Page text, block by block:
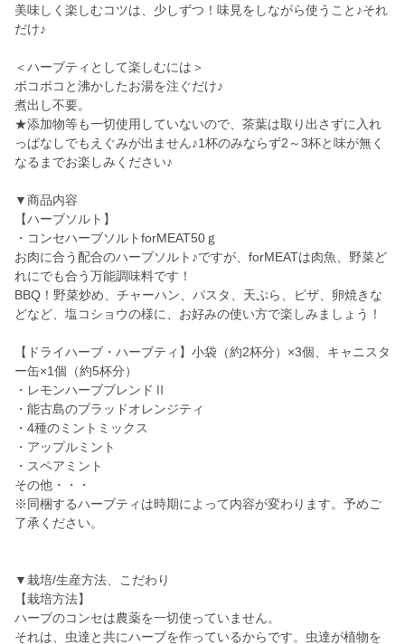
美味しく楽しむコツは、少しずつ！味見をしながら使うこと♪それ
だけ♪
＜ハーブティとして楽しむには＞
ボコボコと沸かしたお湯を注ぐだけ♪
煮出し不要。
★添加物等も一切使用していないので、茶葉は取り出さずに入れ
っぱなしでもえぐみが出ません♪1杯のみならず2～3杯と味が無く
なるまでお楽しみください♪
▼商品内容
【ハーブソルト】
・コンセハーブソルトforMEAT50ｇ
お肉に合う配合のハーブソルト♪ですが、forMEATは肉魚、野菜ど
れにでも合う万能調味料です！
BBQ！野菜炒め、チャーハン、パスタ、天ぷら、ピザ、卵焼きな
どなど、塩コショウの様に、お好みの使い方で楽しみましょう！
【ドライハーブ・ハーブティ】小袋（約2杯分）×3個、キャニスタ
ー缶×1個（約5杯分）
・レモンハーブブレンドⅡ
・能古島のブラッドオレンジティ
・4種のミントミックス
・アップルミント
・スペアミント
その他・・・
※同梱するハーブティは時期によって内容が変わります。予めご
了承ください。
▼栽培/生産方法、こだわり
【栽培方法】
ハーブのコンセは農薬を一切使っていません。
それは、虫達と共にハーブを作っているからです。虫達が植物を